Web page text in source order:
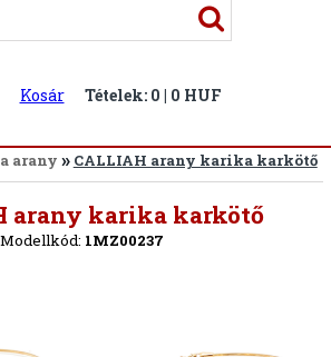
Kosár Tételek: 0 | 0 HUF
arany » CALLIAH arany karika karkötő
arany karika karkötő
Modellkód: 1MZ00237